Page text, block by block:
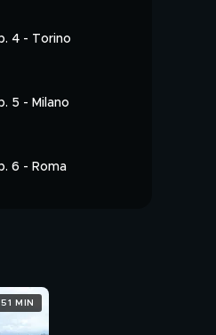
4 - Torino
5 - Milano
6 - Roma
51 MIN